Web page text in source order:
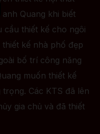
Quang khi biết
cầu thiết kế cho ngôi
kế nhà phố đẹp
bố trí công năng
muốn thiết kế
Các KTS đã lên
gia chủ và đã thiết